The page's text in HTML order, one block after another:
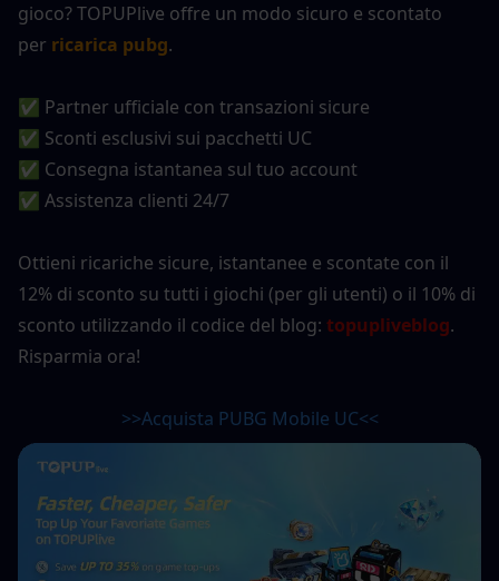
gioco? TOPUPlive offre un modo sicuro e scontato
per ricarica pubg.
✅ Partner ufficiale con transazioni sicure
✅ Sconti esclusivi sui pacchetti UC
✅ Consegna istantanea sul tuo account
✅ Assistenza clienti 24/7
Ottieni ricariche sicure, istantanee e scontate con il
12% di sconto su tutti i giochi (per gli utenti) o il 10% di
sconto utilizzando il codice del blog: topupliveblog.
Risparmia ora!
>>Acquista PUBG Mobile UC<<